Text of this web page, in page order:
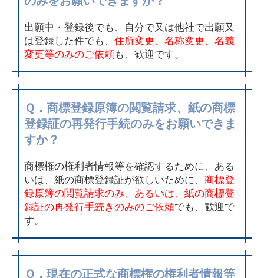
出願中・登録後でも、自分で又は他社で出願又
は登録した件でも、 住所変更、名称変更、名義
変更等のみのご依頼も、歓迎です。
Ｑ．商標登録原簿の閲覧請求、紙の商標
登録証の再発行手続のみをお願いできま
すか？
商標権の権利者情報等を確認するために、ある
いは、紙の商標登録証が欲しいために、 商標登
録原簿の閲覧請求のみ、あるいは、紙の商標登
録証の再発行手続きのみのご依頼でも、歓迎で
す。
Ｑ．現在の正式な商標権の権利者情報等